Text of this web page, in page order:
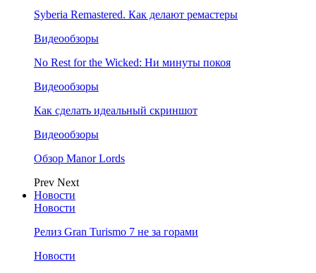
Syberia Remastered. Как делают ремастеры
Видеообзоры
No Rest for the Wicked: Ни минуты покоя
Видеообзоры
Как сделать идеальный скриншот
Видеообзоры
Обзор Manor Lords
Prev Next
Новости
Новости
Релиз Gran Turismo 7 не за горами
Новости